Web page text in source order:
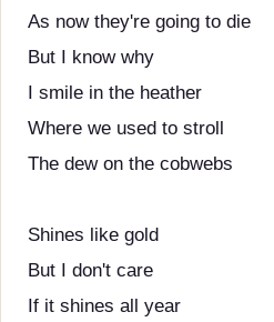
As now they're going to die
But I know why
I smile in the heather
Where we used to stroll
The dew on the cobwebs
Shines like gold
But I don't care
If it shines all year